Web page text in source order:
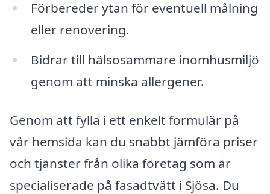
Förbereder ytan för eventuell målning
eller renovering.
Bidrar till hälsosammare inomhusmiljö
genom att minska allergener.
Genom att fylla i ett enkelt formulär på
vår hemsida kan du snabbt jämföra priser
och tjänster från olika företag som är
specialiserade på fasadtvätt i Sjösa. Du